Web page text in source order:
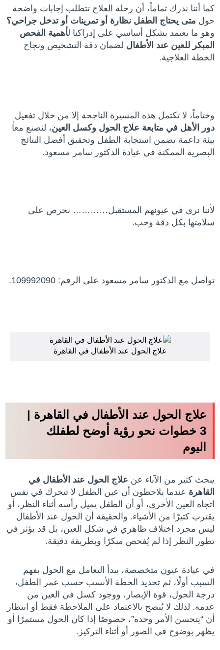
كما أننا ندرك تماماً، أن رحلة العلاج تتطلب إجابات واضحة
حول متى يحتاج الطفل نظارة أو تمرينات أو تدخل جراحي؟
وهو ما يعتمد بشكل أساسي على إدراكنا لأهمية الفحص
المبكر للعين عند الأطفال لضمان دقة التشخيص ونجاح
الخطة العلاجية.
وختاماً، لا تكتمل هذه المسيرة الناجحة إلا من خلال تفعيل
دور الأهل في متابعة علاج الحول وكسل العين، لنصنع معاً
بيئة داعمة تضمن استجابة الطفل وتحقيق أفضل النتائج
البصرية الممكنة في عيادة الدكتور سامر مسعود.
لأننا نرى في عيونهم المستقبل………… نحرص على
سلامتها بكل دقة وحب.
تواصل مع الدكتور سامر مسعود على الرقم: 109992090.
علاج الحول عند الأطفال في القاهرة
علاج الحول عند الأطفال في القاهرة |
3 خطوات نحو رؤية أوضح لطفلك
اليوم
يبحث كثير من الآباء عن علاج الحول عند الأطفال في
القاهرة عندما يلاحظون أن عين الطفل لا تتحرك في نفس
اتجاه العين الأخرى، أو أن الطفل يميل رأسه أثناء النظر، أو
يقترب كثيرًا من الأشياء. والحقيقة أن الحول عند الأطفال
ليس مجرد اختلاف ظاهري في شكل العين، بل قد يؤثر في
تطور النظر إذا لم يُفحص مبكرًا وبطريقة دقيقة.
في عيادة عيون متخصصة، يبدأ التعامل مع الحول بفهم
السبب أولًا، ثم تحديد الخطة الأنسب حسب عمر الطفل،
درجة الحول، قوة الإبصار، ووجود كسل في العين من
عدمه. لذلك لا يُنصح بالاعتماد على الملاحظة فقط أو انتظار
أن “يتحسن الأمر وحده”، خصوصًا إذا كان الحول مستمرًا أو
يظهر بوضوح في الصور أو أثناء التركيز.